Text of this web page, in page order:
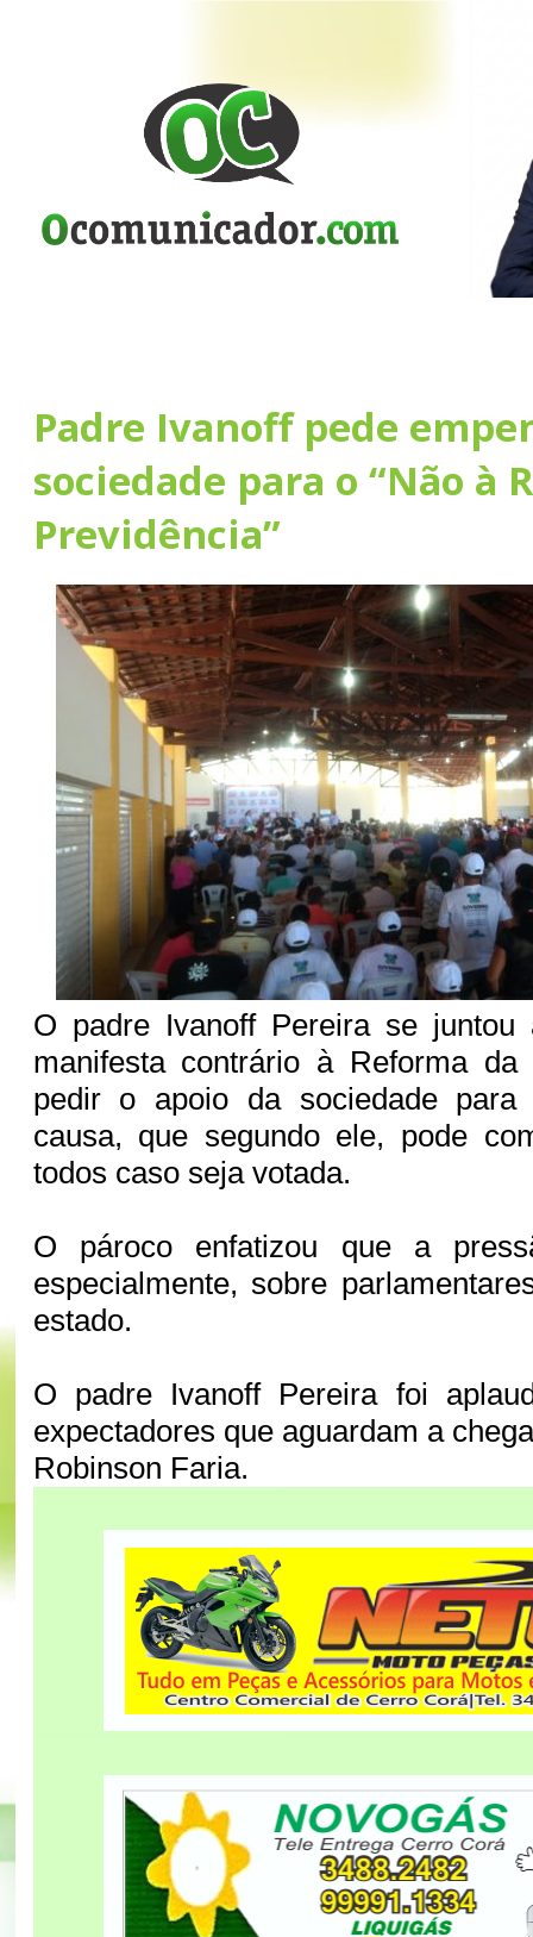
Padre Ivanoff pede
sociedade para o “Não à
Previdência”
O padre Ivanoff Pereira se
manifesta contrário à Reforma da
pedir o apoio da sociedade para
causa, que segundo ele, pode
todos caso seja votada.
O pároco enfatizou que a
especialmente, sobre
estado.
O padre Ivanoff Pereira foi
expectadores que aguardam a
Robinson Faria.